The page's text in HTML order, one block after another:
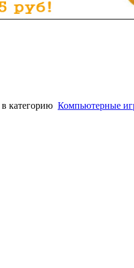
в категорию Компьютерные